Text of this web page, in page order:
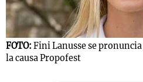
FOTO: Fini Lanusse se
la causa Propofest
Notas
Mundial 2026